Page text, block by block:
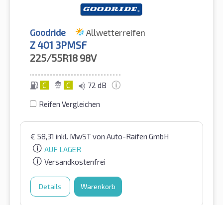
Goodride Allwetterreifen
Z 401 3PMSF
225/55R18 98V
C C 72 dB
Reifen Vergleichen
€ 58,31 inkl. MwSTvon Auto-Raifen GmbH
AUF LAGER
Versandkostenfrei
Details Warenkorb